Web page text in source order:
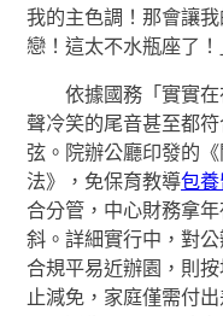
我的主色調！那會讓
戀！這太不水瓶座了！
依據國務「實實
聲冷笑的尾音甚至都
弦。院辦公廳印發的
法》，免保育教導包
合分管，中心財務拿
斜。詳細實行中，對
合規平易近辦園，則
止減免，家庭僅需付